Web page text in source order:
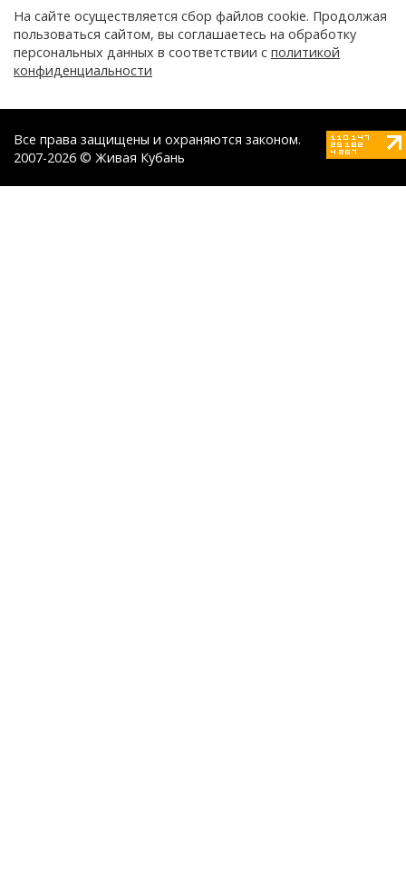
На сайте осуществляется сбор файлов cookie. Продолжая
пользоваться сайтом, вы соглашаетесь на обработку
персональных данных в соответствии с политикой
конфиденциальности
Все права защищены и охраняются законом.
2007-2026 © Живая Кубань